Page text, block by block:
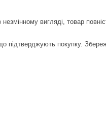
вигляді, товар
підтверджують покупку.